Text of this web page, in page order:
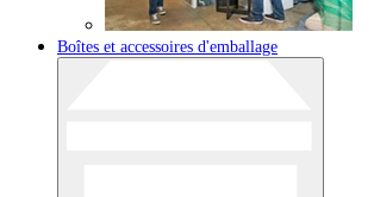
Boîtes et accessoires d'emballage